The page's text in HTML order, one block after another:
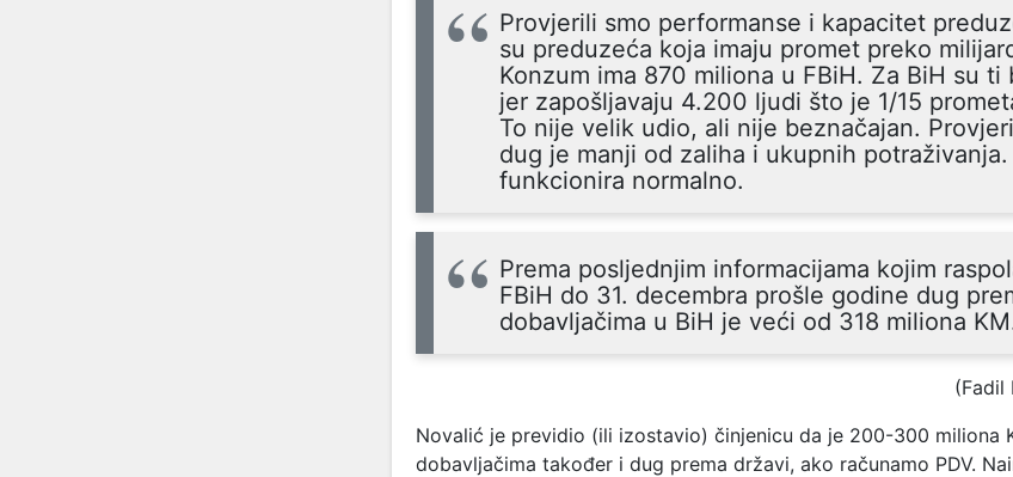
Provjerili smo performanse i kapacitet
su preduzeća koja imaju promet preko
Konzum ima 870 miliona u FBiH. Za BiH su ti
jer zapošljavaju 4.200 ljudi što je 1/15
To nije velik udio, ali nije beznačajan.
dug je manji od zaliha i ukupnih potraživanja.
funkcionira normalno.
Prema posljednjim informacijama kojim
FBiH do 31. decembra prošle godine dug
dobavljačima u BiH je veći od 318 miliona
(Fadil
Novalić je previdio (ili izostavio) činjenicu da je 200-300 miliona
dobavljačima također i dug prema državi, ako računamo PDV.